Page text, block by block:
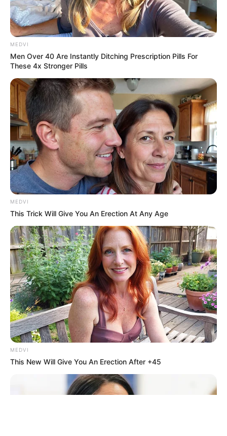
ΤΑΥΤΟΤΗΤΑ ΚΑΙ ΕΠΙΚΟΙΝΩΝΙΑ ΟΡΟΙ ΧΡΗΣΗΣ
© 2025 EVIANEWS του Γιώργου Κουτσελίνη
MEDVI
Men Over 40 Are Instantly Ditching Prescription Pills For
These 4x Stronger Pills
MEDVI
This Trick Will Give You An Erection At Any Age
MEDVI
This New Will Give You An Erection After +45